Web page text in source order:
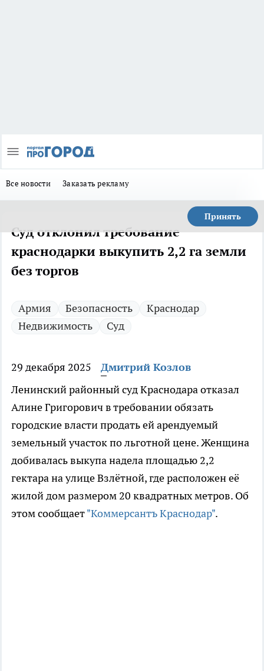
Все новости Заказать рекламу
Принять
Суд отклонил требование
краснодарки выкупить 2,2 га земли
без торгов
Армия Безопасность
Краснодар
Недвижимость
Суд
29 декабря 2025
Дмитрий Козлов
Ленинский районный суд Краснодара отказал
Алине Григорович в требовании обязать
городские власти продать ей арендуемый
земельный участок по льготной цене. Женщина
добивалась выкупа надела площадью 2,2
гектара на улице Взлётной, где расположен её
жилой дом размером 20 квадратных метров. Об
этом сообщает"Коммерсантъ Краснодар".